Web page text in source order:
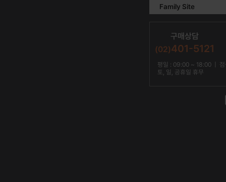
Family Site
구매상담
(02)401-5121
평일 : 09:00 ~ 18:00 | 점
토, 일, 공휴일 휴무